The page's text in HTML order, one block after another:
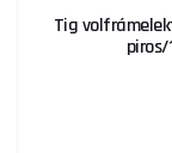
7.
Tig
piros/